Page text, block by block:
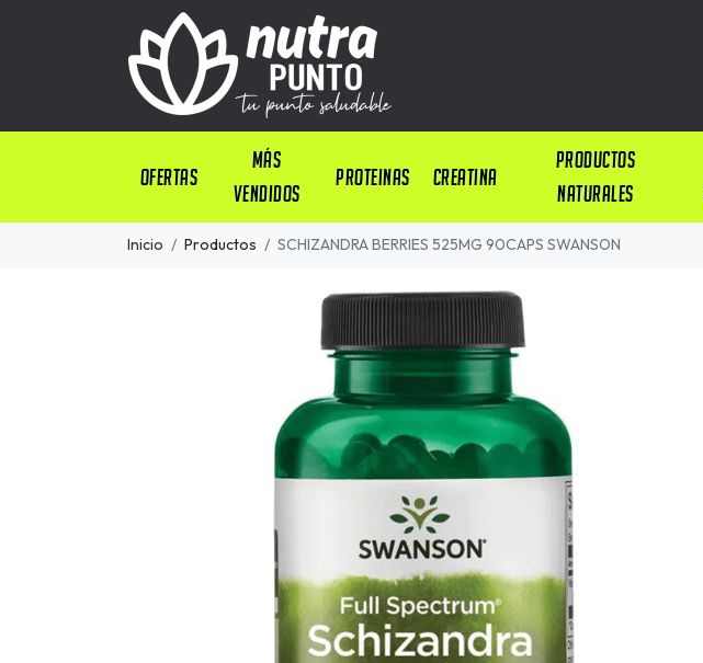
OFERTAS
Más
Vendidos
PROTEINAS CREATINA
PRODUCTOS
NATURALES
Inicio Productos SCHIZANDRA BERRIES 525MG 90CAPS SWANSON